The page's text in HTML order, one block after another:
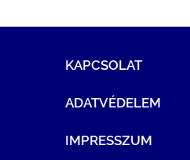
KAPCSOLAT
ADATVÉDELEM
IMPRESSZUM